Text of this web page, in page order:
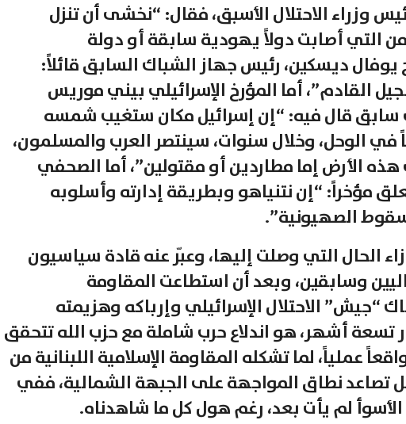
وزراء الاحتلال الأسبق، فقال: “نخشى أن تنزل
التي أصابت دولاً يهودية سابقة أو دولة
يوفال ديسكين، رئيس جهاز الشباك السابق قائلاً:
القادم”، أما المؤرخ الإسرائيلي بيني موريس
قال فيه: “إن إسرائيل مكان ستغيب شمسه
في الوحل، وخلال سنوات، سينتصر العرب والمسلمون،
الأرض إما مطاردين أو مقتولين”، أما الصحفي
مؤخراً: “إن نتنياهو وبطريقة إدارته وأسلوبه
الصهيونية”.
الحال التي وصلت إليها، وعبّر عنه قادة سياسيون
وسابقين، وبعد أن استطاعت المقاومة
“جيش” الاحتلال الإسرائيلي وإرباكه وهزيمته
تسعة أشهر، هو اندلاع حرب شاملة مع حزب الله تتحقق
عملياً، لما تشكله المقاومة الإسلامية اللبنانية من
نطاق المواجهة على الجبهة الشمالية، ففي
الأسوأ لم يأت بعد، رغم هول كل ما شاهدناه.